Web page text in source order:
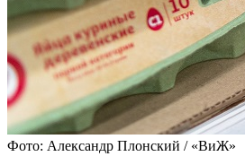
Фото: Александр Плонский / «ВиЖ»